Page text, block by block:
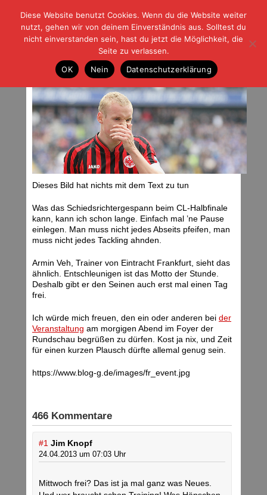
| | |BLOG-GFußball und der Rest
HOME|REGELN|IMPRESSUM |DATENSCHUTZ
Ein Päuschen
Mittwoch, 24.04.13 | 06:59 Uhr
Dieses Bild hat nichts mit dem Text zu tun
Was das Schiedsrichtergespann beim CL-Halbfinale
kann, kann ich schon lange. Einfach mal ’ne Pause
einlegen. Man muss nicht jedes Abseits pfeifen, man
muss nicht jedes Tackling ahnden.
Armin Veh, Trainer von Eintracht Frankfurt, sieht das
ähnlich. Entschleunigen ist das Motto der Stunde.
Deshalb gibt er den Seinen auch erst mal einen Tag
frei.
Ich würde mich freuen, den ein oder anderen bei der
Veranstaltung am morgigen Abend im Foyer der
Rundschau begrüßen zu dürfen. Kost ja nix, und Zeit
für einen kurzen Plausch dürfte allemal genug sein.
https://www.blog-g.de/images/fr_event.jpg
466 Kommentare
#1 Jim Knopf
24.04.2013 um 07:03 Uhr
Mittwoch frei? Das ist ja mal ganz was Neues.
Diese Website benutzt Cookies. Wenn du die Website weiter
nutzt, gehen wir von deinem Einverständnis aus. Solltest du
nicht einverstanden sein, hast du jetzt die Möglichkeit, die
Seite zu verlassen.
OK
Nein Datenschutzerklärung